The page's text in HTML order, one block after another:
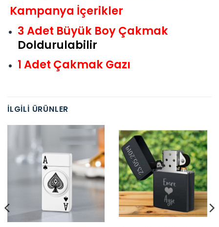
Kampanya İçerikler
3 Adet Büyük Boy Çakmak
Doldurulabilir
1 Adet Çakmak Gazı
İLGILI ÜRÜNLER